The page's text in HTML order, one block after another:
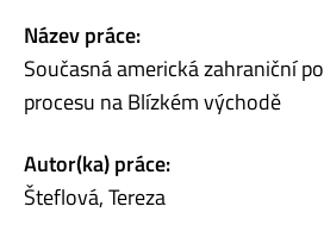
Název práce:
Současná americká zahraniční
procesu na Blízkém východě
Autor(ka) práce:
Šteflová, Tereza